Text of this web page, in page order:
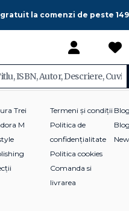
la comenzi de peste
Trei
M
Termeni și condiții
Politica de
confidențialitate
Politica cookies
Comanda si
livrarea